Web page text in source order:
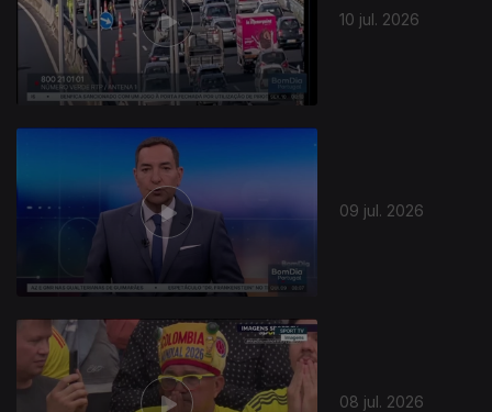
10 jul. 2026
09 jul. 2026
08 jul. 2026
941066